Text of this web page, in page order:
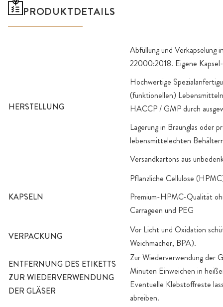
PRODUKTDETAILS
HERSTELLUNG
Abfüllung und
22000:2018. Eigene
Hochwertige
(funktionellen)
HACCP / GMP durch
Lagerung in Braunglas oder
lebensmittelechten
Versandkartons aus
KAPSELN
Pflanzliche Cellulose
Premium-HPMC-Qualität
Carrageen und PEG
VERPACKUNG
Vor Licht und Oxidation
Weichmacher, BPA).
ENTFERNUNG DES ETIKETTS
ZUR WIEDERVERWENDUNG
DER GLÄSER
Zur Wiederverwendung der
Minuten Einweichen in
Eventuelle Klebstoffreste
abreiben.